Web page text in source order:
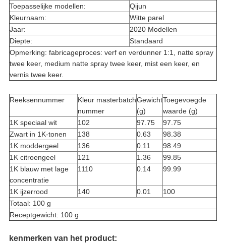
Toepasselijke modellen:
Qijun
Kleurnaam:
Witte parel
Jaar:
2020 Modellen
Diepte:
Standaard
Opmerking: fabricageproces: verf en verdunner 1:1, natte spray
twee keer, medium natte spray twee keer, mist een keer, en
vernis twee keer.
Reeksennummer
Kleur masterbatch
nummer
Gewicht
(g)
Toegevoegde
waarde (g)
1K speciaal wit
102 97.75
97.75
Zwart in 1K-tonen
138 0.63
98.38
1K moddergeel
136 0.11
98.49
1K citroengeel
121 1.36
99.85
1K blauw met lage
concentratie
1110 0.14 99.99
1K ijzerrood 140 0.01
100
Totaal: 100 g
Receptgewicht: 100 g
kenmerken van het product: